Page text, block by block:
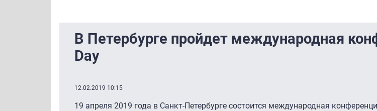
В Петербурге пройдет международная
Day
12.02.2019 10:15
19 апреля 2019 года в Санкт-Петербурге состоится международная